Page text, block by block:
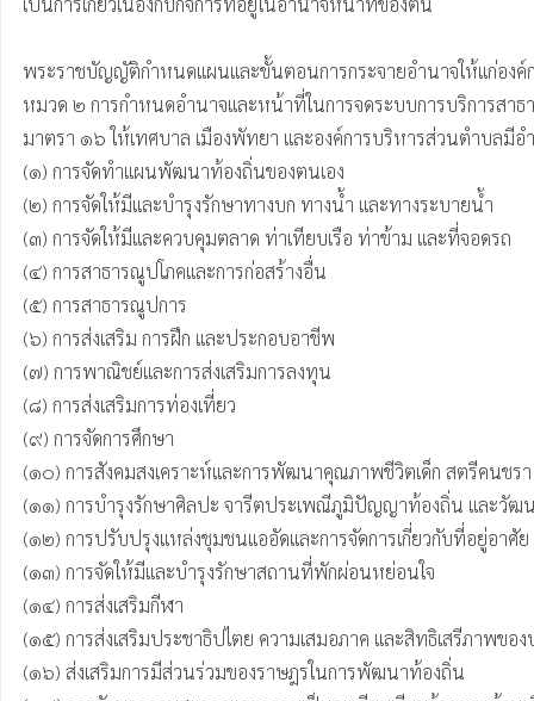
พระราชบัญญัติกำหนดแผนและขั้นตอนการกระจายอำนาจให้แก่อง
หมวด ๒ การกําหนดอํานาจและหน้าที่ในการจดระบบการบริการสา
มาตรา ๑๖ ให้เทศบาล เมืองพัทยา และองค์การบริหารส่วนตําบลมี
(๑) การจัดทําแผนพัฒนาท้องถิ่นของตนเอง
(๒) การจัดให้มีและบํารุงรักษาทางบก ทางน้ำ และทางระบายน้ำ
(๓) การจัดให้มีและควบคุมตลาด ท่าเทียบเรือ ท่าข้าม และที่จอดรถ
(๔) การสาธารณูปโภคและการก่อสร้างอื่น
(๕) การสาธารณูปการ
(๖) การส่งเสริม การฝึก และประกอบอาชีพ
(๗) การพาณิชย์และการส่งเสริมการลงทุน
(๘) การส่งเสริมการท่องเที่ยว
(๙) การจัดการศึกษา
(๑๐) การสังคมสงเคราะห์และการพัฒนาคุณภาพชีวิตเด็ก สตรีคนชรา
(๑๑) การบํารุงรักษาศิลปะ จารีตประเพณีภูมิปัญญาท้องถิ่น และวัฒ
(๑๒) การปรับปรุงแหล่งชุมชนแออัดและการจัดการเกี่ยวกับที่อยู่อาศัย
(๑๓) การจัดให้มีและบํารุงรักษาสถานที่พักผ่อนหย่อนใจ
(๑๔) การส่งเสริมกีฬา
(๑๕) การส่งเสริมประชาธิปไตย ความเสมอภาค และสิทธิเสรีภาพขอ
(๑๖) ส่งเสริมการมีส่วนร่วมของราษฎรในการพัฒนาท้องถิ่น